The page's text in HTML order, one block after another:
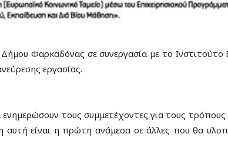
Φαρκαδόνας σε συνεργασία με το Ινστιτούτο
εργασίας.
τους συμμετέχοντες για τους
είναι η πρώτη ανάμεσα σε άλλες που θα